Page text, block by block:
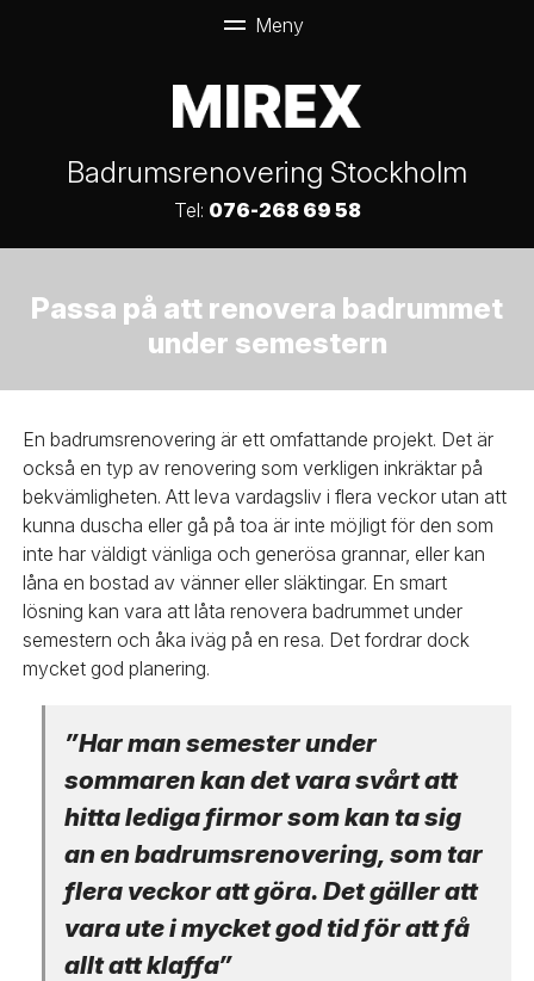
Badrumsrenovering Stockholm
Tel: 076-268 69 58
Passa på att renovera badrummet
under semestern
En badrumsrenovering är ett omfattande projekt. Det är
också en typ av renovering som verkligen inkräktar på
bekvämligheten. Att leva vardagsliv i flera veckor utan att
kunna duscha eller gå på toa är inte möjligt för den som
inte har väldigt vänliga och generösa grannar, eller kan
låna en bostad av vänner eller släktingar. En smart
lösning kan vara att låta renovera badrummet under
semestern och åka iväg på en resa. Det fordrar dock
mycket god planering.
”Har man semester under
sommaren kan det vara svårt att
hitta lediga firmor som kan ta sig
an en badrumsrenovering, som tar
flera veckor att göra. Det gäller att
vara ute i mycket god tid för att få
allt att klaffa”